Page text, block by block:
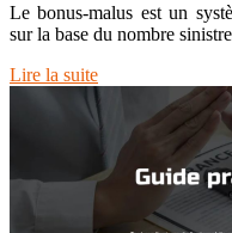
Le bonus-malus est un
sur la base du nombre
Lire la suite